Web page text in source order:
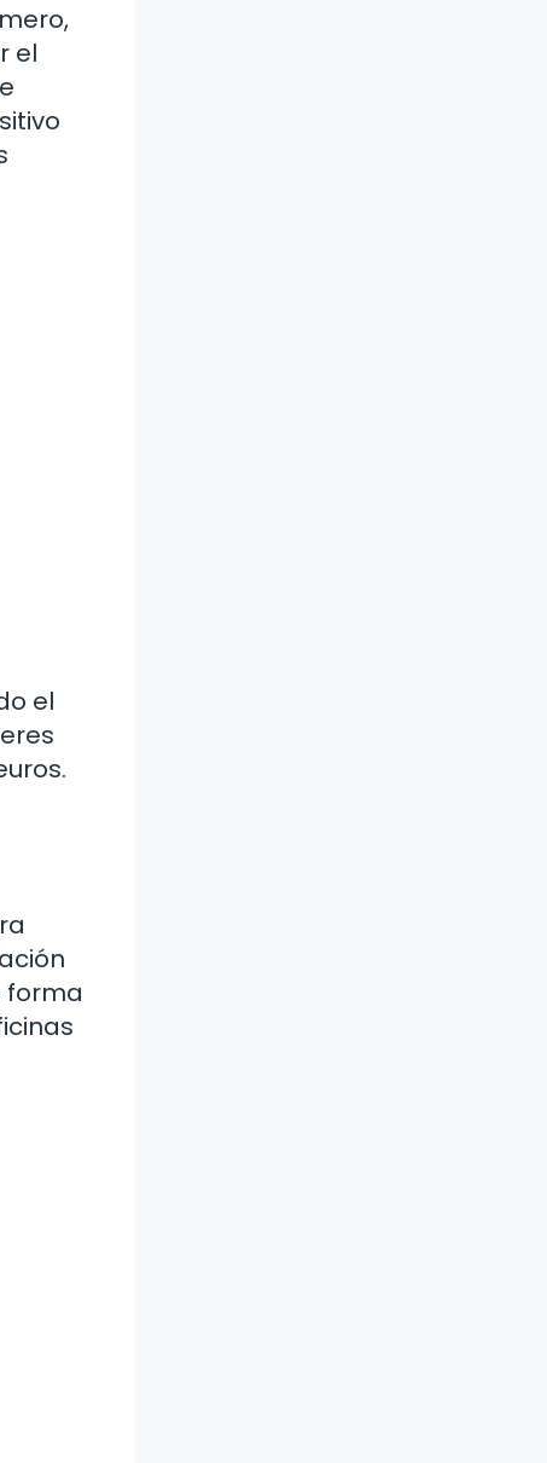
el
el
forma